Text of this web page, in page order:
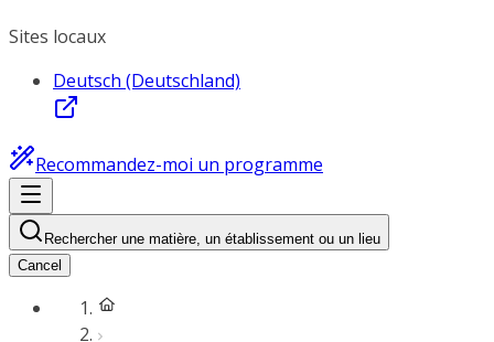
Sites locaux
Deutsch (Deutschland)
Recommandez-moi un programme
Rechercher une matière, un établissement ou un lieu
Cancel